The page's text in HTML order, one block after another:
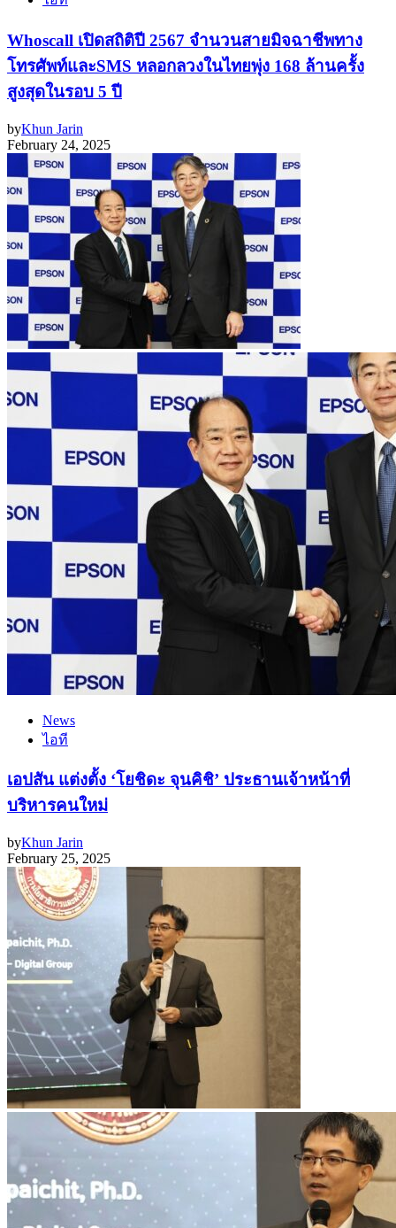
Whoscall เปิดสถิติปี 2567 จำนวนสายมิจฉาชีพทาง
โทรศัพท์และSMS หลอกลวงในไทยพุ่ง 168 ล้านครั้ง
สูงสุดในรอบ 5 ปี
byKhun Jarin
February 24, 2025
News
ไอที
เอปสัน แต่งตั้ง ‘โยชิดะ จุนคิชิ’ ประธานเจ้าหน้าที่
บริหารคนใหม่
byKhun Jarin
February 25, 2025